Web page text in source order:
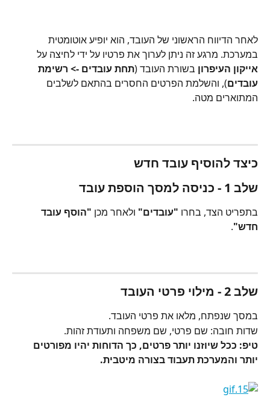
לאחר הדיווח הראשוני של העובד, הוא יופיע אוטומטית
במערכת. מרגע זה ניתן לערוך את פרטיו על ידי לחיצה על
אייקון העיפרון בשורת העובד (תחת עובדים -> רשימת
עובדים), והשלמת הפרטים החסרים בהתאם לשלבים
המתוארים מטה.
כיצד להוסיף עובד חדש
שלב 1 - כניסה למסך הוספת עובד
בתפריט הצד, בחרו "עובדים" ולאחר מכן "הוסף עובד
חדש".
שלב 2 - מילוי פרטי העובד
במסך שנפתח, מלאו את פרטי העובד.
שדות חובה: שם פרטי, שם משפחה ותעודת זהות.
טיפ: ככל שיוזנו יותר פרטים, כך הדוחות יהיו מפורטים
יותר והמערכת תעבוד בצורה מיטבית.